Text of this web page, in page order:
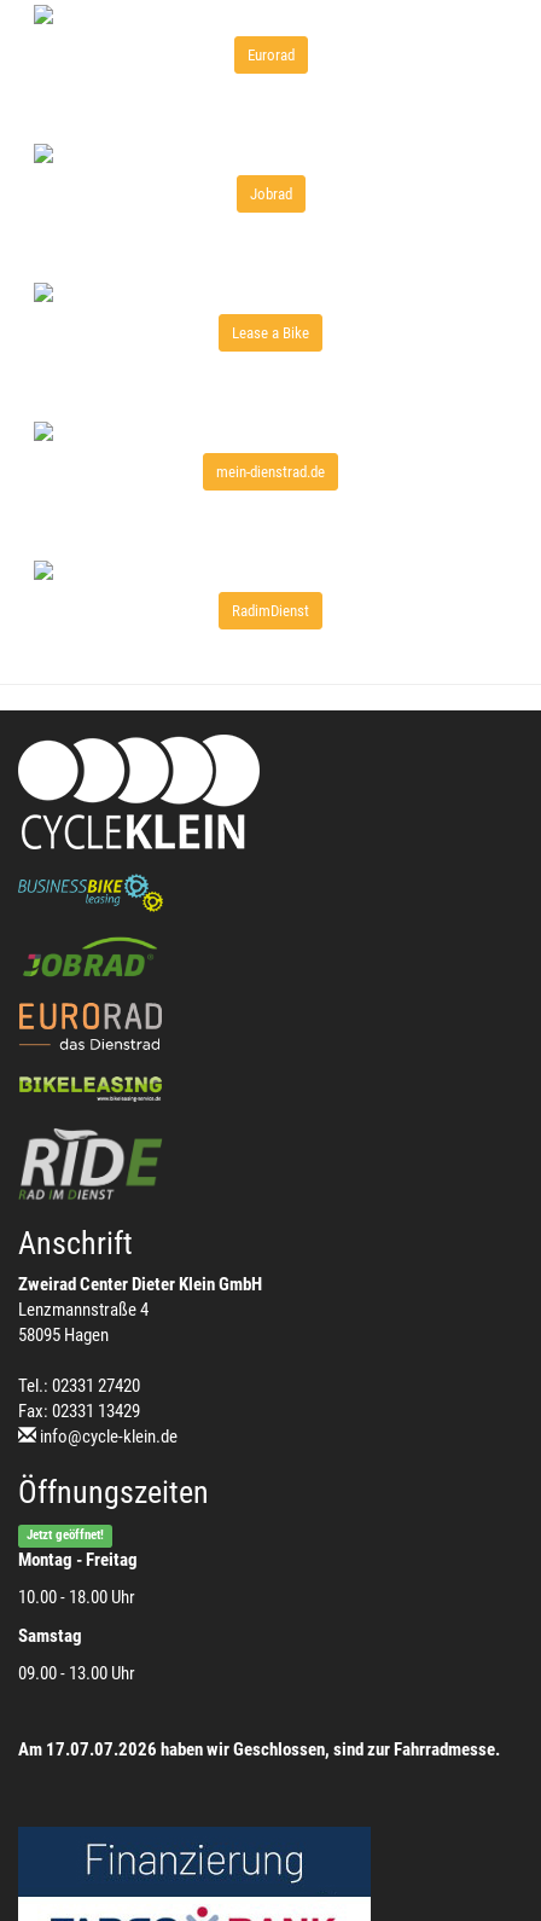
Eurorad
Jobrad
Lease a Bike
mein-dienstrad.de
RadimDienst
Anschrift
Zweirad Center Dieter Klein GmbH
Lenzmannstraße 4
58095 Hagen
Tel.: 02331 27420
Fax: 02331 13429
info@cycle-klein.de
Öffnungszeiten
Jetzt geöffnet!
Montag - Freitag
10.00 - 18.00 Uhr
Samstag
09.00 - 13.00 Uhr
Am 17.07.07.2026 haben wir Geschlossen, sind zur Fahrradmesse.